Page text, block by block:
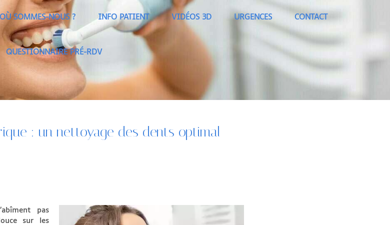
OÙ SOMMES-NOUS ? INFO PATIENT VIDÉOS 3D URGENCES CONTACT
QUESTIONNAIRE PRÉ-RDV
: un nettoyage des dents optimal
pas
sur les